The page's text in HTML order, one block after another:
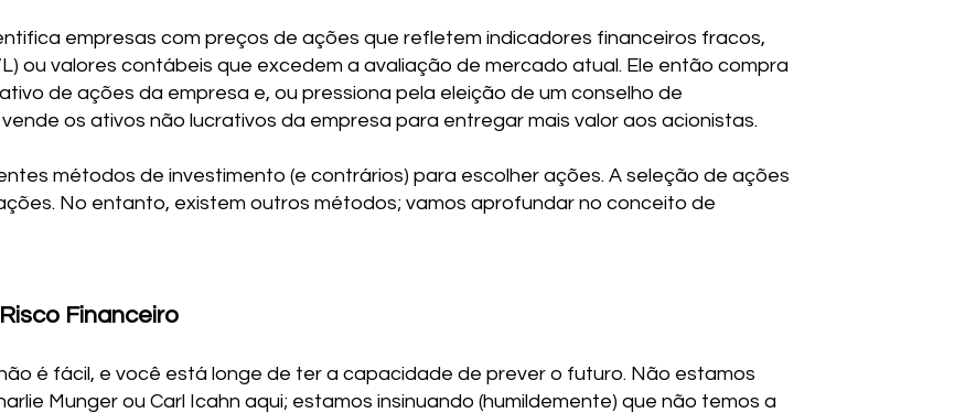
empresas com preços de ações que refletem indicadores financeiros fracos,
ou valores contábeis que excedem a avaliação de mercado atual. Ele então compra
de ações da empresa e, ou pressiona pela eleição de um conselho de
os ativos não lucrativos da empresa para entregar mais valor aos acionistas.
métodos de investimento (e contrários) para escolher ações. A seleção de ações
No entanto, existem outros métodos; vamos aprofundar no conceito de
Financeiro
é fácil, e você está longe de ter a capacidade de prever o futuro. Não estamos
Munger ou Carl Icahn aqui; estamos insinuando (humildemente) que não temos a